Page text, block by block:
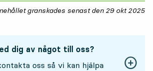
granskades senast den 29 okt 2025
dig av något till oss?
oss så vi kan hjälpa